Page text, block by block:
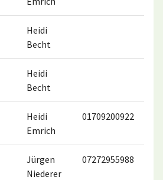
Heidi
Becht
Heidi
Becht
Heidi
Emrich
01709200922
Jürgen
Niederer
07272955988